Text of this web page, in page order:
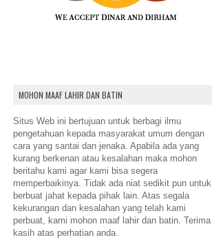
MOHON MAAF LAHIR DAN BATIN
Situs Web ini bertujuan untuk berbagi ilmu
pengetahuan kepada masyarakat umum dengan
cara yang santai dan jenaka. Apabila ada yang
kurang berkenan atau kesalahan maka mohon
beritahu kami agar kami bisa segera
memperbaikinya. Tidak ada niat sedikit pun untuk
berbuat jahat kepada pihak lain. Atas segala
kekurangan dan kesalahan yang telah kami
perbuat, kami mohon maaf lahir dan batin. Terima
kasih atas perhatian anda.